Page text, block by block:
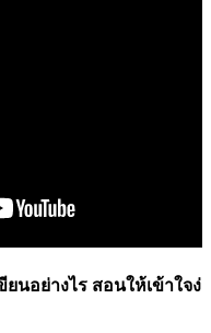
ยนอย่างไร สอนให้เข้าใจ